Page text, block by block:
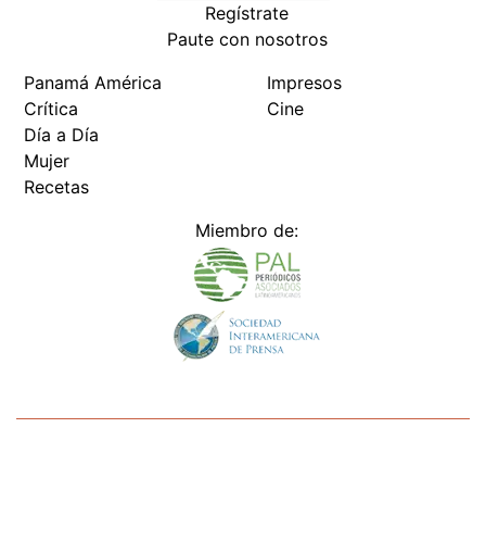
Regístrate
Paute con nosotros
Panamá América
Crítica
Día a Día
Mujer
Recetas
Impresos
Cine
Miembro de: